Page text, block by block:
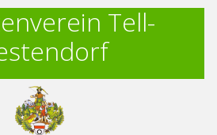
Tell-